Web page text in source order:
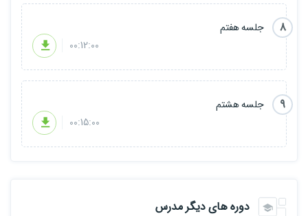
8
جلسه هفتم
00:12:00
9
جلسه هشتم
00:15:00
دوره های دیگر مدرس